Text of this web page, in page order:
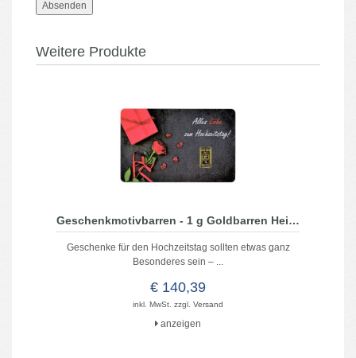
Weitere Produkte
Geschenkmotivbarren - 1 g Goldbarren Heimerle + Meule - Alles Liebe zum Hochzeitag
Geschenke für den Hochzeitstag sollten etwas ganz
Besonderes sein – ...
€ 140,39
anzeigen
inkl. MwSt. zzgl. Versand